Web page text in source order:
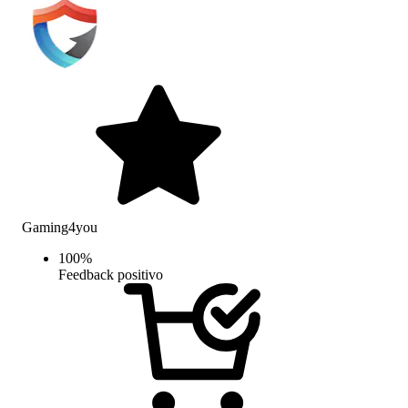
Gaming4you
100%
Feedback positivo